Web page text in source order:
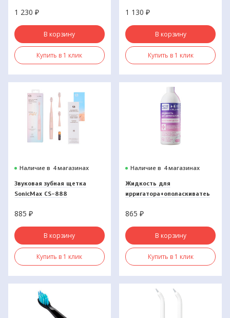
1 230 ₽
В корзину
Купить в 1 клик
1 130₽
В корзину
Купить в 1 клик
Наличие в 4 магазинах
Звуковая зубная щетка
SonicMax CS-888
885 ₽
В корзину
Купить в 1 клик
Наличие в 4 магазинах
Жидкость для
ирригатора+ополаскиватеь
500мл
865₽
В корзину
Купить в 1 клик